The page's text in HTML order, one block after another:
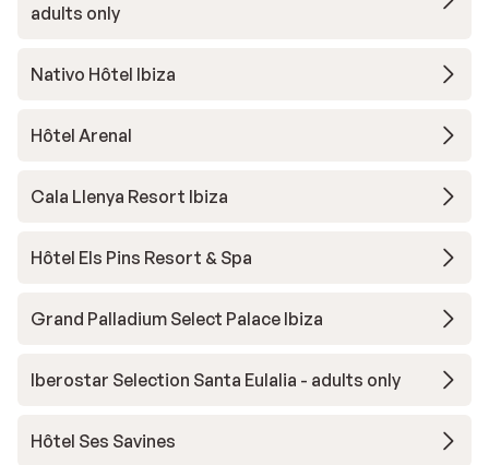
adults only
Nativo Hôtel Ibiza
Hôtel Arenal
Cala Llenya Resort Ibiza
Hôtel Els Pins Resort & Spa
Grand Palladium Select Palace Ibiza
Iberostar Selection Santa Eulalia - adults only
Hôtel Ses Savines